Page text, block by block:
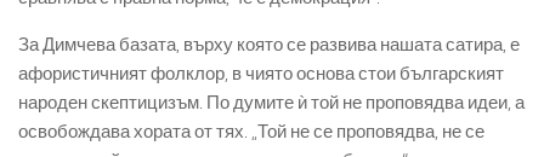
За Димчева базата, върху която се развива нашата сатира, е
афористичният фолклор, в чиято основа стои българският
народен скептицизъм. По думите ѝ той не проповядва идеи, а
освобождава хората от тях. „Той не се проповядва, не се